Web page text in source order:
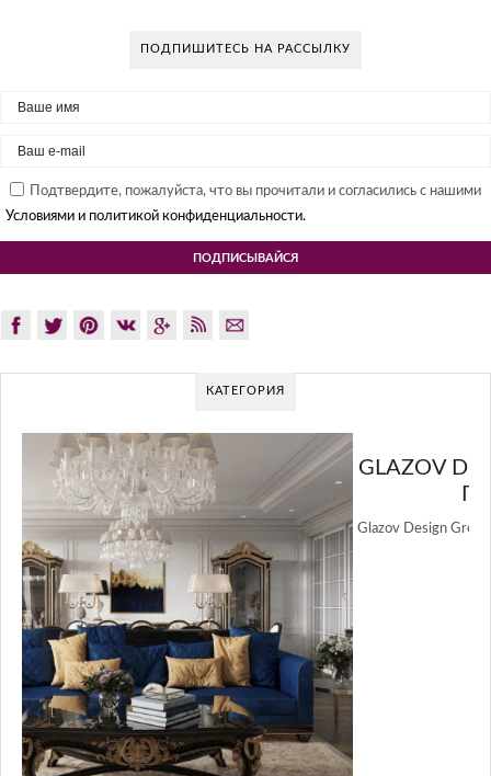
ПОДПИШИТЕСЬ НА РАССЫЛКУ
Подтвердите, пожалуйста, что вы прочитали и согласились с нашими
Условиями и политикой конфиденциальности.
КАТЕГОРИЯ